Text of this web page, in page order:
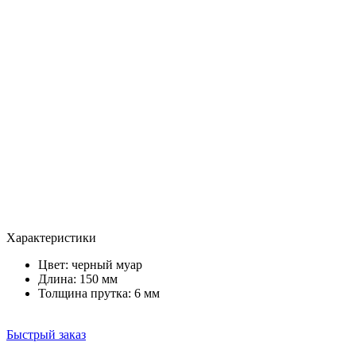
Характеристики
Цвет: черный муар
Длина: 150 мм
Толщина прутка: 6 мм
Быстрый заказ